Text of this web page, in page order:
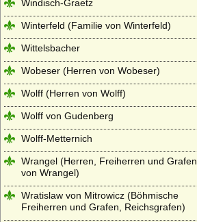
Windisch-Graetz
Winterfeld (Familie von Winterfeld)
Wittelsbacher
Wobeser (Herren von Wobeser)
Wolff (Herren von Wolff)
Wolff von Gudenberg
Wolff-Metternich
Wrangel (Herren, Freiherren und Grafen
von Wrangel)
Wratislaw von Mitrowicz (Böhmische
Freiherren und Grafen, Reichsgrafen)